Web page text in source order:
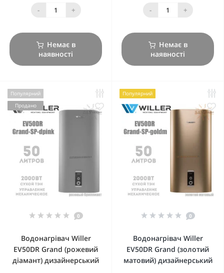
- +
Немає в
наявності
- +
Немає в
наявності
Популярний
Продано
0
Водонагрівач Willer
EV50DR Grand (рожевий
діамант) дизайнерський
Популярний
0
Водонагрівач Willer
EV50DR Grand (золотий
матовий) дизайнерський